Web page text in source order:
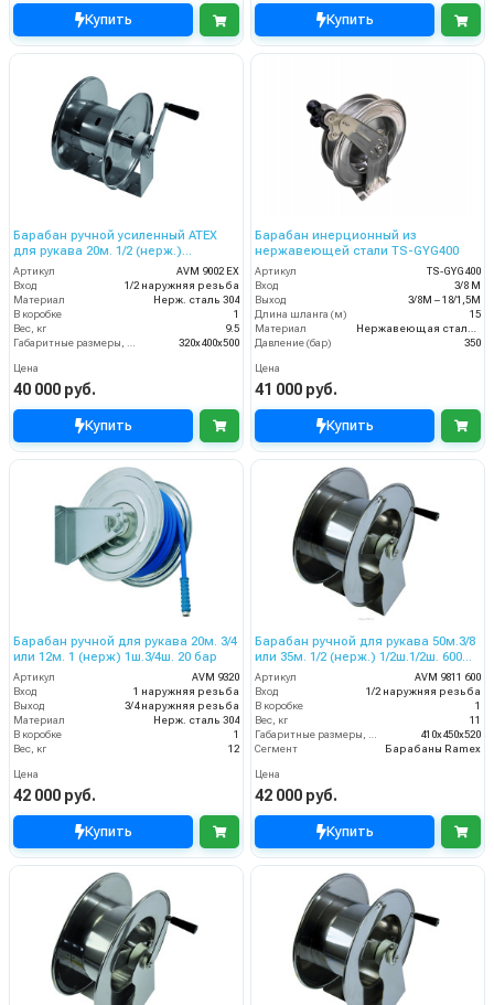
Купить Купить
Барабан ручной усиленный ATEX
для рукава 20м. 1/2 (нерж.)
1/2ш.1/2ш. 200 бар
Артикул
AVM 9002 EX
Вход
1/2 наружняя резьба
Материал
Нерж. сталь 304
В коробке
1
Вес, кг
9.5
320x400x500
Цена
40 000 руб.
Купить
Барабан инерционный из
нержавеющей стали TS-GYG400
Артикул
TS-GYG400
Вход
3/8 М
Выход
3/8М – 18/1,5М
Длина шланга (м)
15
Материал
Давление (бар)
350
Цена
41 000 руб.
Купить
Барабан ручной для рукава 20м. 3/4
или 12м. 1 (нерж) 1ш.3/4ш. 20 бар
Артикул
AVM 9320
Вход
1 наружняя резьба
Выход
3/4 наружняя резьба
Материал
Нерж. сталь 304
В коробке
1
Вес, кг
12
Цена
42 000 руб.
Купить
Барабан ручной для рукава 50м.3/8
или 35м. 1/2 (нерж.) 1/2ш.1/2ш. 600
бар
Артикул
AVM 9811 600
Вход
1/2 наружняя резьба
В коробке
1
Вес, кг
11
410x450x520
Сегмент
Барабаны Ramex
Цена
42 000 руб.
Купить